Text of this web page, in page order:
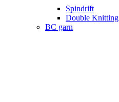
Spindrift
Double Knitting
BC garn